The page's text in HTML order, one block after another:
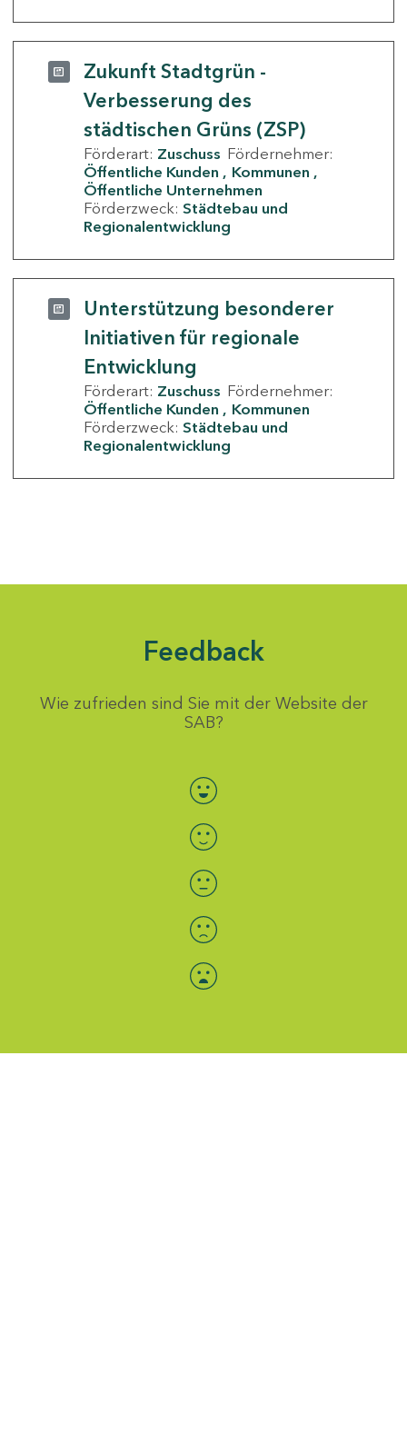
Zukunft Stadtgrün -
Verbesserung des
städtischen Grüns (ZSP)
Förderart: Zuschuss Fördernehmer:
Öffentliche Kunden
Kommunen
Öffentliche Unternehmen
Förderzweck: Städtebau und
Regionalentwicklung
Unterstützung besonderer
Initiativen für regionale
Entwicklung
Förderart: Zuschuss Fördernehmer:
Öffentliche Kunden
Kommunen
Förderzweck: Städtebau und
Regionalentwicklung
Feedback
Wie zufrieden sind Sie mit der Website der
SAB?
Bewertung auswählen